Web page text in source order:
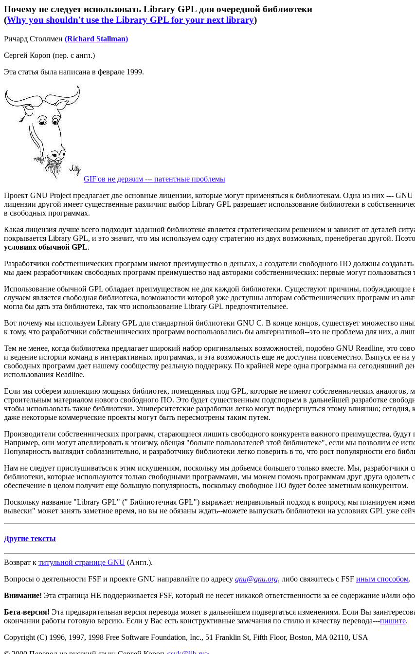
Почему не следует использовать Library GPL для очередной библиотеки
(Why you shouldn't use the Library GPL for your next library)
Ричард Столлмен (Richard Stallman)
Сергей Короп (пер. с англ.)
Эта статья была написана в феврале 1999.
GIF'ов не держим --- патентные проблемы
Проект GNU Project предлагает две основные лицензии, которые могут применяться к библиотекам. Одна из них ---
лицензии другой имеет существенные различия: выбор Library GPL разрешает использование библиотеки в
в свободных программах.
Какая лицензия лучше всего подходит заданной библиотеке является стратегическим решением и зависит от деталей
покрывается Library GPL, и это значит, что мы используем одну стратегию из двух возможных, пренебрегая другой.
условиях обычной GPL.
Разработчики собственнических программ имеют преимущество в деньгах, а создатели свободного ПО должны
мы даем разработчикам свободных программ преимущество над авторами собственнических: первые могут
Использование обычной GPL обладает преимуществом не для каждой библиотеки. Существуют причины, побуждающие
случаем является свободная библиотека, возможности которой уже доступны авторам собственнических программ из
могла бы дать эта библиотека, так что использование Library GPL предпочтительнее.
Вот почему мы используем Library GPL для стандартной библиотеки GNU C. В конце концов, существует множество
к тому, что разработчики собственнических программ воспользовались бы альтернативой--это не проблема для них, а
Тем не менее, когда библиотека предлагает широкий набор оригинальных возможностей, подобно GNU Readline, это
и ведение истории команд в интерактивных программах, и эта возможность еще не доступна повсеместно. Выпуск ее
свободных программ дает нашему сообществу реальную поддержку. По крайней мере одна программа на сегодняшний
использования Readline.
Если мы соберем коллекцию мощных библиотек, помещенных под GPL, которые не имеют собственнических аналогов,
строительным материалом нового свободного ПО. Это будет существенным подспорьем в дальнейшей разработке
чтобы использовать такие библиотеки. Университетские разработки легко могут подвергнуться этому влиянию;
даже некоторые коммерческие проекты могут быть пересмотрены таким путем.
Производители собственнических программ, старающиеся лишить свободного конкурента важного преимущества,
Например, они могут апеллировать к эгоизму, обещая "больше пользователей этой библиотеке", если мы позволим ее
Популярность выглядит соблазнительно, и разработчику библиотеки легко поверить в то, что рост популярности его
Нам не следует прислушиваться к этим искушениям, поскольку мы добьемся большего только вместе. Мы,
библиотеки, которые используются только свободными программами, мы можем помочь программам друг друга одолеть
обеспечение в целом получит еще большую популярность, поскольку свободное ПО будет более заметным конкурентом.
Поскольку название "Library GPL" (" Библиотечная GPL") выражает неправильный подход к вопросу, мы планируем
вывески" может занять заметное время, но вы не обязаны ждать--можете выпускать библиотеки на условиях GPL уже
Другие тексты
Возврат к титульной странице GNU (Англ.).
Вопросы о деятельности FSF и проекте GNU направляйте по адресу gnu@gnu.org, либо свяжитесь с FSF иным способом.
Внимание! Эта страница НЕ поддерживается FSF, который не несет никакой ответственности за ее содержание и/или
Бета-версия! Эта предварительная версия перевода может в дальнейшем подвергаться изменениям. Если Вы
окончании работы готовую версию. Если у Вас есть конструктивные замечания по стилю и качеству перевода---пишите.
Copyright (C) 1996, 1997, 1998 Free Software Foundation, Inc., 51 Franklin St, Fifth Floor, Boston, MA 02110, USA